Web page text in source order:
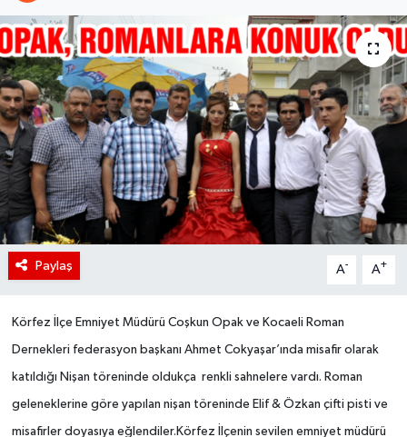
Paylaş A- A+
Körfez İlçe Emniyet Müdürü Coşkun Opak ve Kocaeli Roman
Dernekleri federasyon başkanı Ahmet Cokyaşar’ında misafir olarak
katıldığı Nişan töreninde oldukça renkli sahnelere vardı. Roman
geleneklerine göre yapılan nişan töreninde Elif & Özkan çifti pisti ve
misafirler doyasıya eğlendiler.Körfez İlçenin sevilen emniyet müdürü